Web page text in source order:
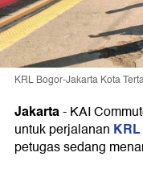
KRL Bogor-Jakarta Kota
Jakarta-KAI
untuk perjalanan
petugas sedang